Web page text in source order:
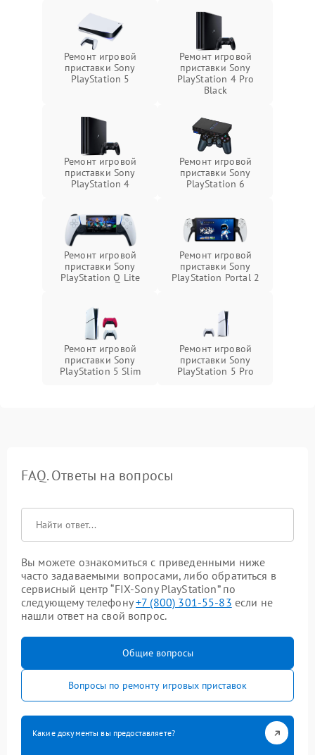
Ремонт игровой
приставки Sony
PlayStation 5
Ремонт игровой
приставки Sony
PlayStation 4 Pro
Black
Ремонт игровой
приставки Sony
PlayStation 4
Ремонт игровой
приставки Sony
PlayStation 6
Ремонт игровой
приставки Sony
PlayStation Q Lite
Ремонт игровой
приставки Sony
PlayStation Portal 2
Ремонт игровой
приставки Sony
PlayStation 5 Slim
Ремонт игровой
приставки Sony
PlayStation 5 Pro
FAQ. Ответы на вопросы
Вы можете ознакомиться с приведенными ниже
часто задаваемыми вопросами, либо обратиться в
сервисный центр “FIX-Sony PlayStation” по
следующему телефону+7 (800) 301-55-83 если не
нашли ответ на свой вопрос.
Общие вопросы
Вопросы по ремонту игровых приставок
Какие документы вы предоставляете?